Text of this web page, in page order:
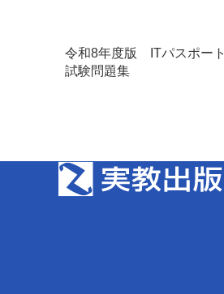
令和8年度版 ITパスポート
試験問題集